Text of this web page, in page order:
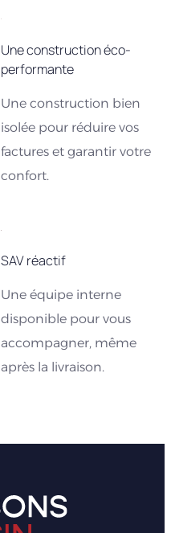
Une construction éco-
performante
Une construction bien
isolée pour réduire vos
factures et garantir votre
confort.
SAV réactif
Une équipe interne
disponible pour vous
accompagner, même
après la livraison.